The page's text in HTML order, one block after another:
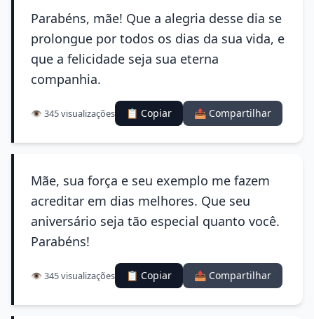
Parabéns, mãe! Que a alegria desse dia se
prolongue por todos os dias da sua vida, e
que a felicidade seja sua eterna
companhia.
👁️ 345 visualizações 📋 Copiar 📤 Compartilhar
Mãe, sua força e seu exemplo me fazem
acreditar em dias melhores. Que seu
aniversário seja tão especial quanto você.
Parabéns!
👁️ 345 visualizações 📋 Copiar 📤 Compartilhar